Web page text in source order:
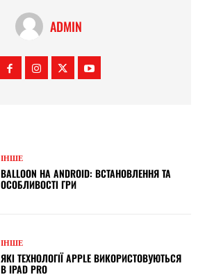
ADMIN
ІНШЕ
BALLOON НА ANDROID: ВСТАНОВЛЕННЯ ТА
ОСОБЛИВОСТІ ГРИ
ІНШЕ
ЯКІ ТЕХНОЛОГІЇ APPLE ВИКОРИСТОВУЮТЬСЯ
В IPAD PRO